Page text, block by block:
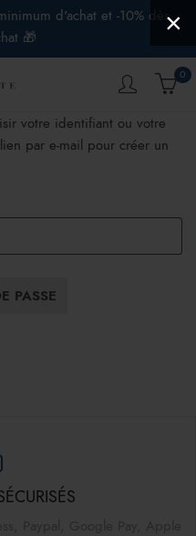
×
d'achat et -10% dès
🎁
0
votre identifiant ou votre
par e-mail pour créer un
PASSE